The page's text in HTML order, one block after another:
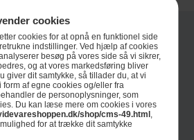
cookies
cookies for at opnå en funktionel side
indstillinger. Ved hjælp af cookies
besøg på vores side så vi sikrer,
og at vores markedsføring bliver
giver dit samtykke, så tillader du, at vi
af egne cookies og/eller fra
de personoplysninger, som
Du kan læse mere om cookies i vores
shop/cms-49.html ,
for at trække dit samtykke